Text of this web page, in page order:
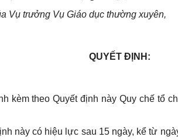
Vụ trưởng Vụ Giáo dục thường xuyên,
QUYẾT ĐỊNH:
kèm theo Quyết định này Quy chế tổ
này có hiệu lực sau 15 ngày, kể từ